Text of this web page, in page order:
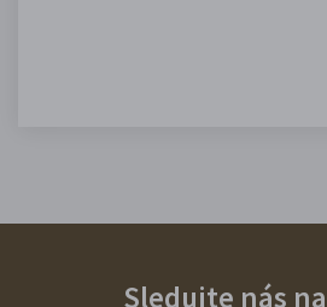
Sledujte nás